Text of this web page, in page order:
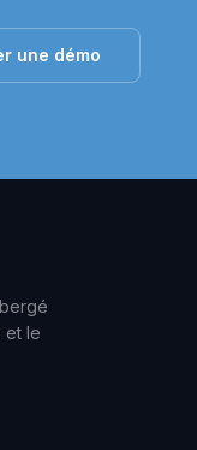
une démo
et le